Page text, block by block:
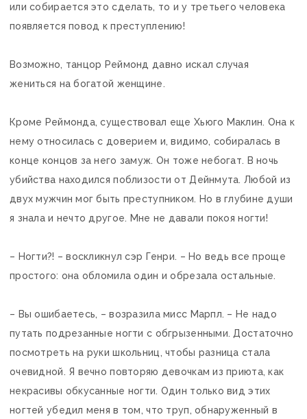
или собирается это сделать, то и у третьего человека
появляется повод к преступлению!
Возможно, танцор Реймонд давно искал случая
жениться на богатой женщине.
Кроме Реймонда, существовал еще Хьюго Маклин. Она к
нему относилась с доверием и, видимо, собиралась в
конце концов за него замуж. Он тоже небогат. В ночь
убийства находился поблизости от Дейнмута. Любой из
двух мужчин мог быть преступником. Но в глубине души
я знала и нечто другое. Мне не давали покоя ногти!
– Ногти?! – воскликнул сэр Генри. – Но ведь все проще
простого: она обломила один и обрезала остальные.
– Вы ошибаетесь, – возразила мисс Марпл. – Не надо
путать подрезанные ногти с обгрызенными. Достаточно
посмотреть на руки школьниц, чтобы разница стала
очевидной. Я вечно повторяю девочкам из приюта, как
некрасивы обкусанные ногти. Один только вид этих
ногтей убедил меня в том, что труп, обнаруженный в